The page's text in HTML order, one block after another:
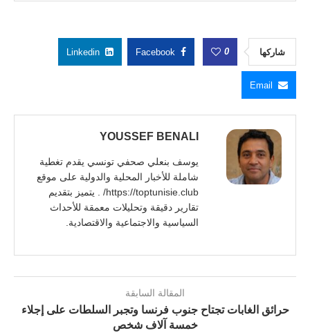
شاركها 0
Facebook
Linkedin
Email
YOUSSEF BENALI
يوسف بنعلي صحفي تونسي يقدم تغطية
شاملة للأخبار المحلية والدولية على موقع
https://toptunisie.club/ . يتميز بتقديم
تقارير دقيقة وتحليلات معمقة للأحداث
السياسية والاجتماعية والاقتصادية.
المقالة السابقة
حرائق الغابات تجتاح جنوب فرنسا وتجبر السلطات على إجلاء
خمسة آلاف شخص